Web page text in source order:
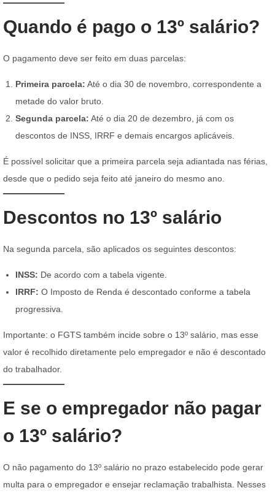
Quando é pago o 13º salário?
O pagamento deve ser feito em duas parcelas:
Primeira parcela: Até o dia 30 de novembro, correspondente a
metade do valor bruto.
Segunda parcela: Até o dia 20 de dezembro, já com os
descontos de INSS, IRRF e demais encargos aplicáveis.
É possível solicitar que a primeira parcela seja adiantada nas férias,
desde que o pedido seja feito até janeiro do mesmo ano.
Descontos no 13º salário
Na segunda parcela, são aplicados os seguintes descontos:
INSS: De acordo com a tabela vigente.
IRRF: O Imposto de Renda é descontado conforme a tabela
progressiva.
Importante: o FGTS também incide sobre o 13º salário, mas esse
valor é recolhido diretamente pelo empregador e não é descontado
do trabalhador.
E se o empregador não pagar
o 13º salário?
O não pagamento do 13º salário no prazo estabelecido pode gerar
multa para o empregador e ensejar reclamação trabalhista. Nesses